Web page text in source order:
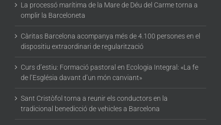
La processó marítima de la Mare de Déu del Carme torna a
omplir la Barceloneta
Càritas Barcelona acompanya més de 4.100 persones en el
dispositiu extraordinari de regularització
Curs d’estiu: Formació pastoral en Ecologia Integral: «La fe
de l’Església davant d’un món canviant»
Sant Cristòfol torna a reunir els conductors en la
tradicional benedicció de vehicles a Barcelona